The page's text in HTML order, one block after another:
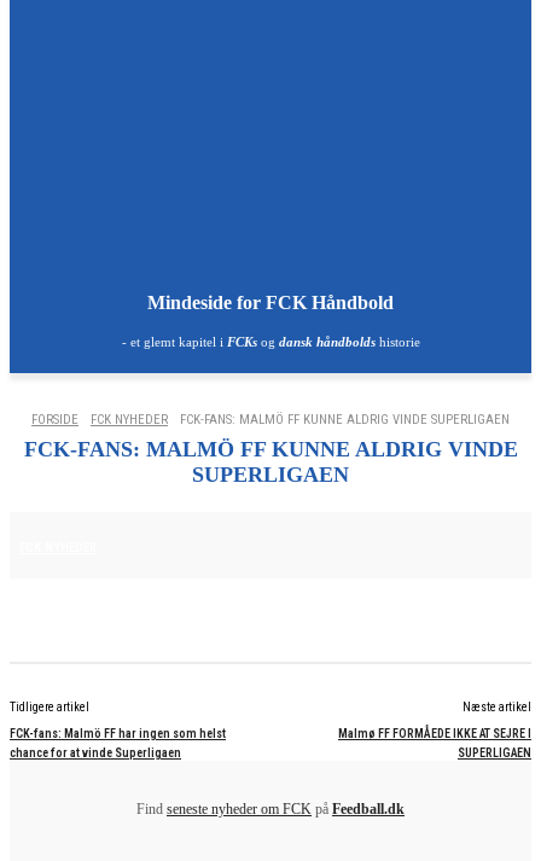
Mindeside for FCK Håndbold
- et glemt kapitel i FCKsog dansk håndboldshistorie
FORSIDE FCK NYHEDER FCK-FANS: MALMÖ FF KUNNE ALDRIG VINDE SUPERLIGAEN
FCK-FANS: MALMÖ FF KUNNE ALDRIG VINDE
SUPERLIGAEN
Tidligere artikel
FCK-fans: Malmö FF har ingen som helst
chance for at vinde Superligaen
Næste artikel
Malmø FF FORMÅEDE IKKE AT SEJRE I
SUPERLIGAEN
Find seneste nyheder om FCK på Feedball.dk